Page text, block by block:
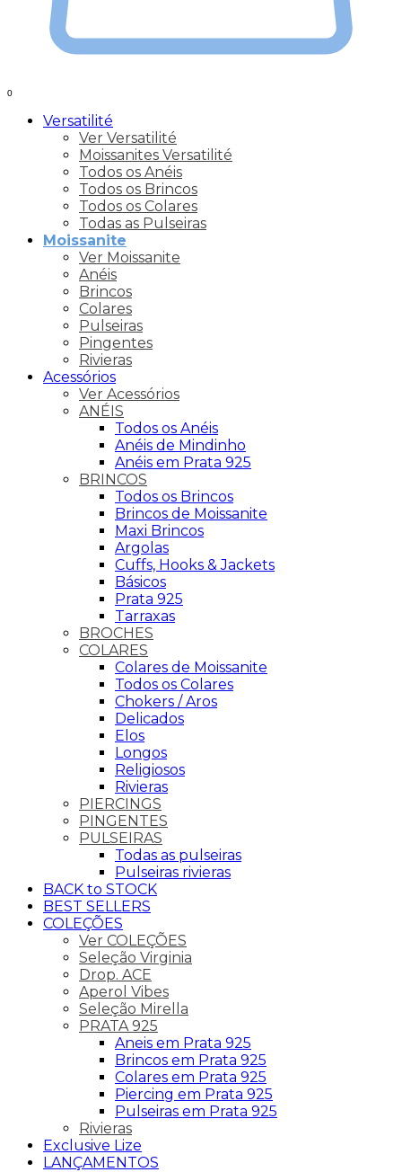
0
Versatilité
Ver Versatilité
Moissanites Versatilité
Todos os Anéis
Todos os Brincos
Todos os Colares
Todas as Pulseiras
Moissanite
Ver Moissanite
Anéis
Brincos
Colares
Pulseiras
Pingentes
Rivieras
Acessórios
Ver Acessórios
ANÉIS
Todos os Anéis
Anéis de Mindinho
Anéis em Prata 925
BRINCOS
Todos os Brincos
Brincos de Moissanite
Maxi Brincos
Argolas
Cuffs, Hooks & Jackets
Básicos
Prata 925
Tarraxas
BROCHES
COLARES
Colares de Moissanite
Todos os Colares
Chokers / Aros
Delicados
Elos
Longos
Religiosos
Rivieras
PIERCINGS
PINGENTES
PULSEIRAS
Todas as pulseiras
Pulseiras rivieras
BACK to STOCK
BEST SELLERS
COLEÇÕES
Ver COLEÇÕES
Seleção Virginia
Drop. ACE
Aperol Vibes
Seleção Mirella
PRATA 925
Aneis em Prata 925
Brincos em Prata 925
Colares em Prata 925
Piercing em Prata 925
Pulseiras em Prata 925
Rivieras
Exclusive Lize
LANÇAMENTOS